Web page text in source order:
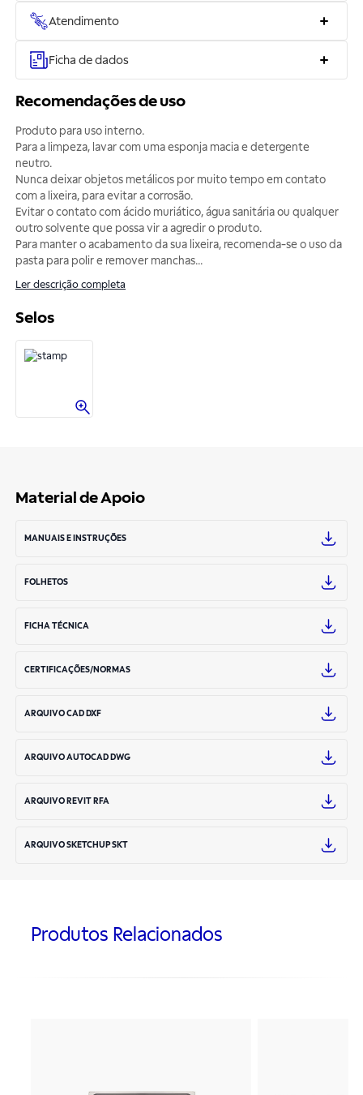
Atendimento
Ficha de dados
Recomendações de uso
Produto para uso interno.
Para a limpeza, lavar com uma esponja macia e detergente
neutro.
Nunca deixar objetos metálicos por muito tempo em contato
com a lixeira, para evitar a corrosão.
Evitar o contato com ácido muriático, água sanitária ou qualquer
outro solvente que possa vir a agredir o produto.
Para manter o acabamento da sua lixeira, recomenda-se o uso da
pasta para polir e remover manchas...
Ler descrição completa
Selos
Material de Apoio
MANUAIS E INSTRUÇÕES
FOLHETOS
FICHA TÉCNICA
CERTIFICAÇÕES/NORMAS
ARQUIVO CAD DXF
ARQUIVO AUTOCAD DWG
ARQUIVO REVIT RFA
ARQUIVO SKETCHUP SKT
Produtos Relacionados